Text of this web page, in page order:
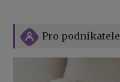
Pro podnikatele